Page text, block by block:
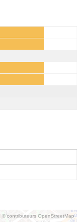
© contributeurs OpenStreetMap